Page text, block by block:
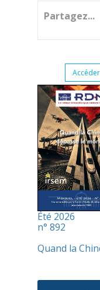
Partagez...
Été 2026
n° 892
Quand la